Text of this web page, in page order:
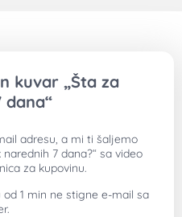
kuvar „Šta za
dana“
adresu, a mi ti šaljemo
7 dana?“ sa video
za kupovinu.
1 min ne stigne e-mail sa